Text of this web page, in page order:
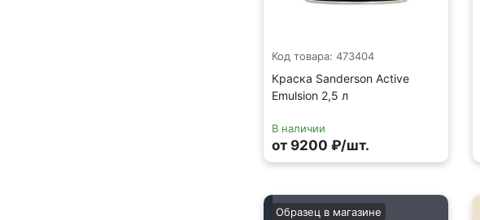
Код товара: 473404
Краска Sanderson Active
Emulsion 2,5 л
В наличии
от 9200 ₽/шт.
Образец в магазине